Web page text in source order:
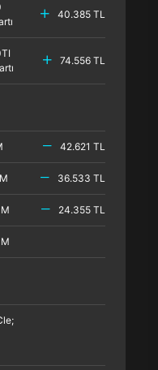
40.385 TL
74.556 TL
42.621 TL
36.533 TL
24.355 TL